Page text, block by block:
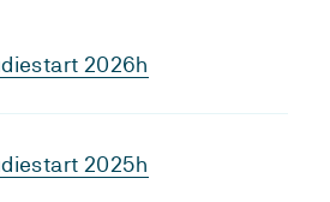
2026h
2025h